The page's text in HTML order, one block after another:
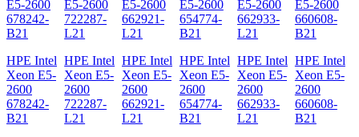
HPE Intel
Xeon E5-
2600
678242-
B21
HPE Intel
Xeon E5-
2600
722287-
L21
HPE Intel
Xeon E5-
2600
662921-
L21
HPE Intel
Xeon E5-
2600
654774-
B21
HPE Intel
Xeon E5-
2600
662933-
L21
HPE Intel
Xeon E5-
2600
660608-
B21